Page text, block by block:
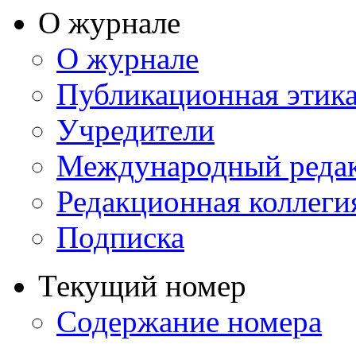
О журнале
О журнале
Публикационная
Учредители
Международный
Редакционная
Подписка
Текущий номер
Содержание номера